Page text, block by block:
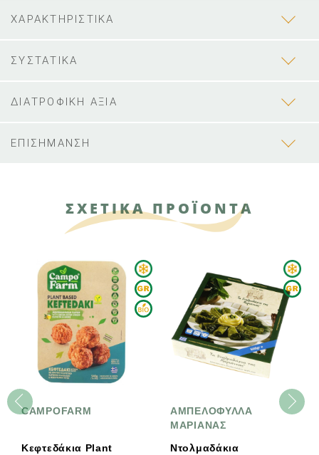
ΧΑΡΑΚΤΗΡΙΣΤΙΚΑ
ΣΥΣΤΑΤΙΚΑ
ΔΙΑΤΡΟΦΙΚΗ ΑΞΙΑ
ΕΠΙΣΗΜΑΝΣΗ
ΣΧΕΤΙΚΑ ΠΡΟΪΟΝΤΑ
CAMPOFARM
Κεφτεδάκια Plant
ΑΜΠΕΛΟΦΥΛΛΑ
ΜΑΡΙΑΝΑΣ
Ντολμαδάκια